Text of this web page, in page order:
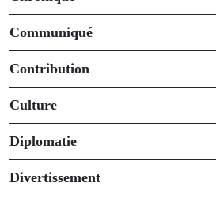
Communiqué
Contribution
Culture
Diplomatie
Divertissement